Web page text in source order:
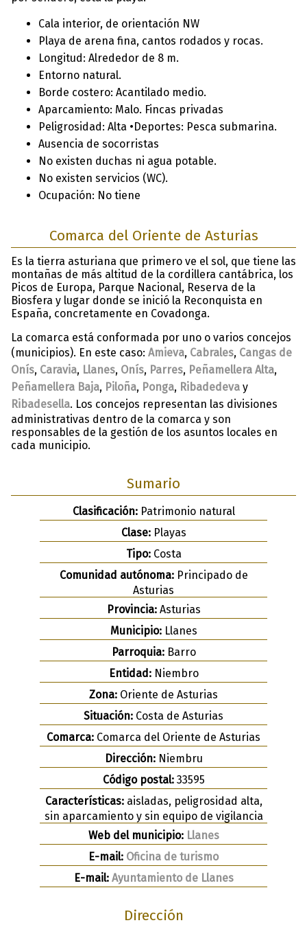
Cala interior, de orientación NW
Playa de arena fina, cantos rodados y rocas.
Longitud: Alrededor de 8 m.
Entorno natural.
Borde costero: Acantilado medio.
Aparcamiento: Malo. Fincas privadas
Peligrosidad: Alta •Deportes: Pesca submarina.
Ausencia de socorristas
No existen duchas ni agua potable.
No existen servicios (WC).
Ocupación: No tiene
Comarca del Oriente de Asturias
Es la tierra asturiana que primero ve el sol, que tiene las
montañas de más altitud de la cordillera cantábrica, los
Picos de Europa, Parque Nacional, Reserva de la
Biosfera y lugar donde se inició la Reconquista en
España, concretamente en Covadonga.
La comarca está conformada por uno o varios concejos
(municipios). En este caso: Amieva, Cabrales, Cangas de
Onís, Caravia, Llanes, Onís, Parres, Peñamellera Alta,
Peñamellera Baja, Piloña, Ponga, Ribadedeva y
Ribadesella. Los concejos representan las divisiones
administrativas dentro de la comarca y son
responsables de la gestión de los asuntos locales en
cada municipio.
Sumario
Clasificación:Patrimonio natural
Clase:Playas
Tipo:Costa
Comunidad autónoma:Principado de
Asturias
Provincia:Asturias
Municipio:Llanes
Parroquia:Barro
Entidad:Niembro
Zona: Oriente de Asturias
Situación: Costa de Asturias
Comarca: Comarca del Oriente de Asturias
Dirección:Niembru
Código postal:33595
Características:aisladas, peligrosidad alta,
sin aparcamiento y sin equipo de vigilancia
Web del municipio: Llanes
E-mail: Oficina de turismo
E-mail: Ayuntamiento de Llanes
Dirección